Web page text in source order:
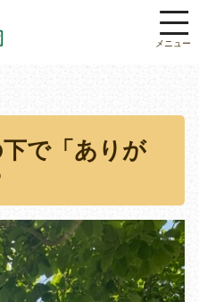
で「ありが